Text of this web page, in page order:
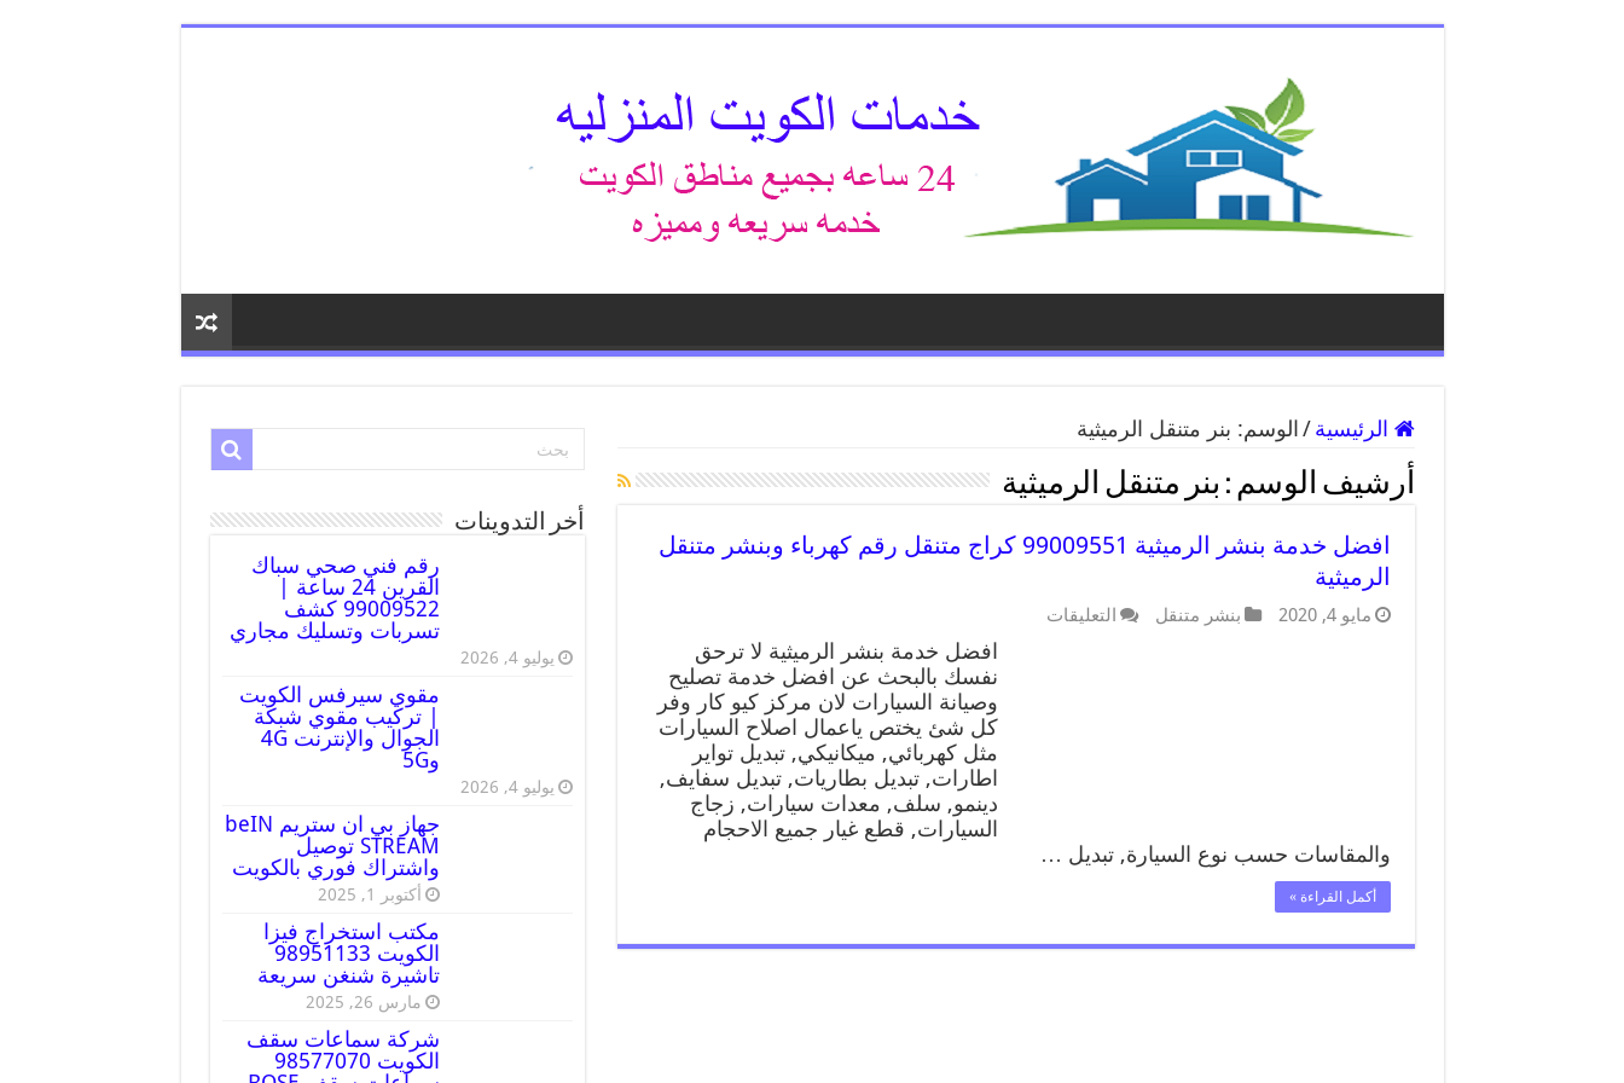
الرئيسية / الوسم: بنر متنقل الرميثية
أرشيف الوسم : بنر متنقل الرميثية
افضل خدمة بنشر الرميثية 99009551 كراج متنقل رقم كهرباء وبنشر متنقل
الرميثية
مايو 4, 2020 بنشر متنقل التعليقات
افضل خدمة بنشر الرميثية لا ترحق
نفسك بالبحث عن افضل خدمة تصليح
وصيانة السيارات لان مركز كيو كار وفر
كل شئ يختص ياعمال اصلاح السيارات
مثل كهربائي, ميكانيكي, تبديل تواير
اطارات, تبديل بطاريات, تبديل سفايف,
دينمو, سلف, معدات سيارات, زجاج
السيارات, قطع غيار جميع الاحجام
والمقاسات حسب نوع السيارة, تبديل …
أكمل القراءة »
أخر التدوينات
رقم فني صحي سباك
القرين 24 ساعة |
99009522 كشف
تسربات وتسليك مجاري
يوليو 4, 2026
مقوي سيرفس الكويت
| تركيب مقوي شبكة
الجوال والإنترنت 4G
و5G
يوليو 4, 2026
جهاز بي ان ستريم beIN
STREAM توصيل
واشتراك فوري بالكويت
أكتوبر 1, 2025
مكتب استخراج فيزا
الكويت 98951133
تاشيرة شنغن سريعة
مارس 26, 2025
شركة سماعات سقف
الكويت 98577070